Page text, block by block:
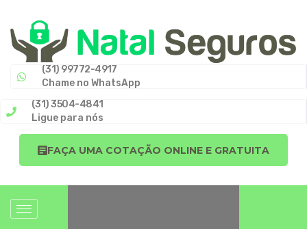
(31) 99772-4917
Chame no WhatsApp
(31) 3504-4841
Ligue para nós
FAÇA UMA COTAÇÃO ONLINE E GRATUITA